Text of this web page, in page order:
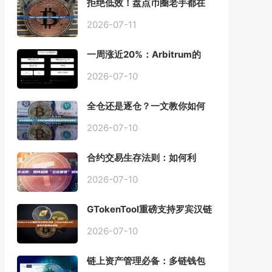
拒绝低效！盘点币圈老手都在
具
2026-07-11
一周涨近20%：Arbitrum的
Chain一夜盘活
2026-07-10
全仓还是逐仓？一文教你如何
2026-07-10
合约交易生存法则：如何利
2026-07-10
GTokenTool重磅支持罗宾汉链
程全解析
2026-07-10
链上资产管理必备：多链钱包